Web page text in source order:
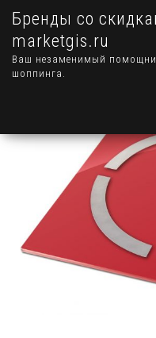
Бренды со
marketgis.ru
Ваш незаменимый
шоппинга.